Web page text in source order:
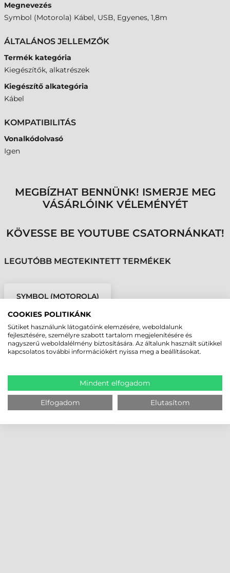
Megnevezés
Symbol (Motorola) Kábel, USB, Egyenes, 1,8m
ÁLTALÁNOS JELLEMZŐK
Termék kategória
Kiegészítők, alkatrészek
Kiegészítő alkategória
Kábel
KOMPATIBILITÁS
Vonalkódolvasó
Igen
MEGBÍZHAT BENNÜNK! ISMERJE MEG
VÁSÁRLÓINK VÉLEMÉNYÉT
KÖVESSE BE YOUTUBE CSATORNÁNKAT!
LEGUTÓBB MEGTEKINTETT TERMÉKEK
SYMBOL (MOTOROLA)
1,8M
COOKIES POLITIKÁNK
Sütiket használunk látogatóink elemzésére, weboldalunk
fejlesztésére, személyre szabott tartalom megjelenítésére és
nagyszerű weboldalélmény biztosítására. Az általunk használt sütikkel
kapcsolatos további információkért nyissa meg a beállításokat.
Mindent elfogadom
Elfogadom Elutasítom